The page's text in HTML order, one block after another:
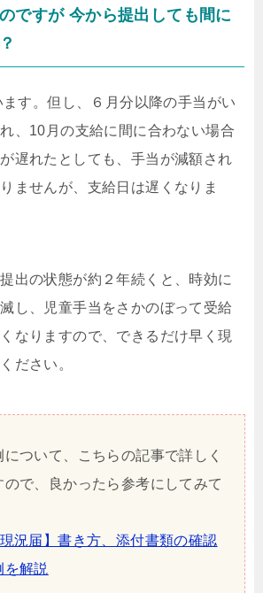
ですが 今から提出しても間に
す。但し、６月分以降の手当がい
、10月の支給に間に合わない場合
遅れたとしても、手当が減額され
ませんが、支給日は遅くなりま
出の状態が約２年続くと、時効に
し、児童手当をさかのぼって受給
なりますので、できるだけ早く現
ださい。
ついて、こちらの記事で詳しく
で、良かったら参考にしてみて
況届】書き方、添付書類の確認
を解説